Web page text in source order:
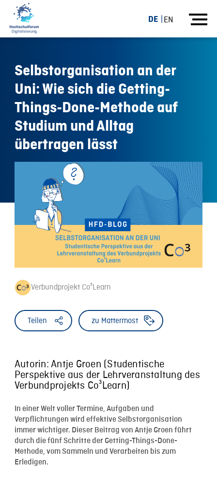
DE EN
Selbstorganisation an der
Uni: Wie sich die Getting-
Things-Done-Methode auf
Studium und Alltag
übertragen lässt
Verbundprojekt Co³Learn
Teilen zu Mattermost
Autorin: Antje Groen (Studentische
Perspektive aus der Lehrveranstaltung des
Verbundprojekts Co³Learn)
In einer Welt voller Termine, Aufgaben und
Verpflichtungen wird effektive Selbstorganisation
immer wichtiger. Dieser Beitrag von Antje Groen führt
durch die fünf Schritte der Getting-Things-Done-
Methode, vom Sammeln und Verarbeiten bis zum
Erledigen.